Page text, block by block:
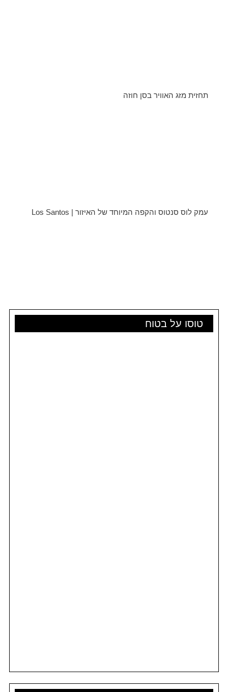
טוסו על בטוח
תחזית מזג האוויר בסן חוזה
עמק לוס סנטוס והקפה המיוחד של האיזור | Los Santos